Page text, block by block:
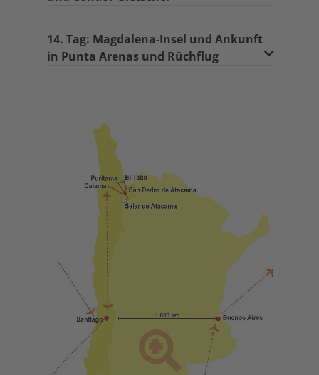
14. Tag: Magdalena-Insel und Ankunft
in Punta Arenas und Rüchflug